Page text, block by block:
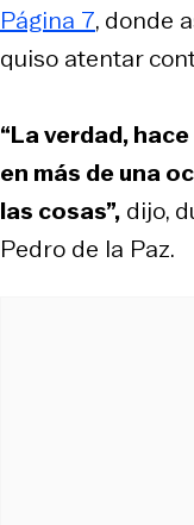
Página 7, donde
quiso atentar
“La verdad,
en más de una
las cosas”, dijo,
Pedro de la Paz.